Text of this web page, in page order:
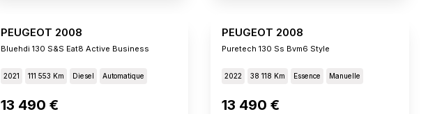
PEUGEOT 2008
Bluehdi 130 S&s Eat8 Active Business
2021 111 553 Km Diesel Automatique
13 490 €
PEUGEOT 2008
Puretech 130 Ss Bvm6 Style
2022 38 118 Km Essence Manuelle
13 490 €